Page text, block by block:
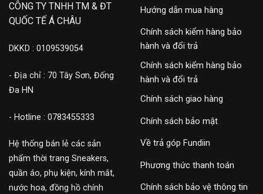
CÔNG TY TNHH TM & ĐT
QUỐC TẾ Á CHÂU
DKKD : 0109539054
- Địa chỉ : 70 Tây Sơn, Đống
Đa HN
- Hotline : 0783455333
Hệ thống bán lẻ các sản
phẩm thời trang Sneakers,
quần áo, phụ kiện, kính mắt,
nước hoa, đồng hồ chính
Hướng dẫn mua hàng
Chính sách kiểm hàng bảo
hành và đổi trả
Chính sách kiểm hàng bảo
hành và đổi trả
Chính sách giao hàng
Chính sách bảo mật
Về trả góp Fundiin
Phương thức thanh toán
Chính sách bảo vệ thông tin